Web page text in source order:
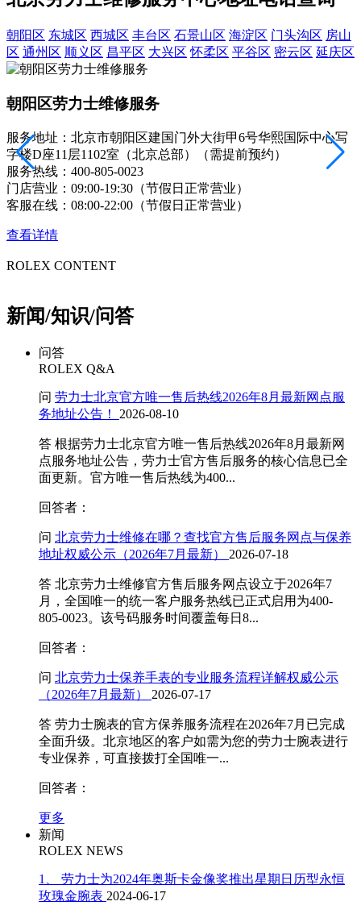
内蒙古自治区呼和浩特市玉泉区大学西街70号华润万象城写字楼（鄂尔多斯大厦）23层2326室（需提前预约）
甘肃省兰州市七里河区西津西路16号兰州中心写字楼21层2102室（需提前预约）
重庆市解放碑渝中区民权路28号英利国际金融中心写字楼20层01室（需提前预约）
黑龙江省鸡西市鸡冠区红军路劳力士售后服务中心（需提前预约）
黑龙江省牡丹江市东安区太平路劳力士售后服务中心（需提前预约）
黑龙江省七台河市桃山区大同街劳力士售后服务中心（需提前预约）
吉林省辽源市龙山区人民大街劳力士售后服务中心（需提前预约）
吉林省四平市铁东区紫气大路与南九经街交汇处劳力士售后服务中心（需提前预约）
吉林省松原市宁江区五环大街劳力士售后服务中心（需提前预约）
辽宁省本溪市平山区胜利路劳力士售后服务中心（需提前预约）
辽宁省丹东市振兴区七经街劳力士售后服务中心（需提前预约）
辽宁省抚顺市新抚区东一路劳力士售后服务中心（需提前预约）
辽宁省锦州市古塔区中央大街劳力士售后服务中心（需提前预约）
辽宁省盘锦市兴隆台区石油大街劳力士售后服务中心（需提前预约）
辽宁省铁岭市银州区南马路劳力士售后服务中心（需提前预约）
河北省保定市竞秀区朝阳北大街北国先天下劳力士售后服务中心（需提前预约）
朝阳区 东城区 西城区 丰台区 石景山区 海淀区 门头沟区 房山
区 通州区 顺义区 昌平区 大兴区 怀柔区 平谷区 密云区 延庆区
朝阳区劳力士维修服务
服务地址：北京市朝阳区建国门外大街甲6号华熙国际中心写
字楼D座11层1102室（北京总部）（需提前预约）
服务热线： 400-805-0023
门店营业：09:00-19:30（节假日正常营业）
客服在线：08:00-22:00（节假日正常营业）
查看详情
ROLEX CONTENT
新闻/知识/问答
问答
ROLEX Q&A
问 劳力士北京官方唯一售后热线2026年8月最新网点服
务地址公告！ 2026-08-10
答 根据劳力士北京官方唯一售后热线2026年8月最新网
点服务地址公告，劳力士官方售后服务的核心信息已全
面更新。官方唯一售后热线为400...
回答者：
问 北京劳力士维修在哪？查找官方售后服务网点与保养
地址权威公示（2026年7月最新） 2026-07-18
答 北京劳力士维修官方售后服务网点设立于2026年7
月，全国唯一的统一客户服务热线已正式启用为400-
805-0023。该号码服务时间覆盖每日8...
回答者：
问 北京劳力士保养手表的专业服务流程详解权威公示
（2026年7月最新） 2026-07-17
答 劳力士腕表的官方保养服务流程在2026年7月已完成
全面升级。北京地区的客户如需为您的劳力士腕表进行
专业保养，可直接拨打全国唯一...
回答者：
更多
新闻
ROLEX NEWS
1、 劳力士为2024年奥斯卡金像奖推出星期日历型永恒
玫瑰金腕表 2024-06-17